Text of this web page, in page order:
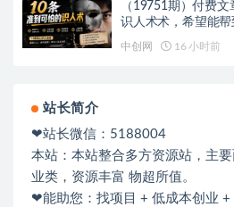
（19751期）付费
识人术术，希望能帮
中创网 16 小时前
站长简介
❤站长微信：5188004
本站：本站整合多方资源站，主
业类，资源丰富 物超所值。
❤能助您：找项目 + 低成本创业 +